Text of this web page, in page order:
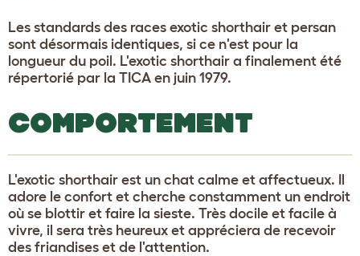
Les standards des races exotic shorthair et persan
sont désormais identiques, si ce n'est pour la
longueur du poil. L'exotic shorthair a finalement été
répertorié par la TICA en juin 1979.
COMPORTEMENT
L'exotic shorthair est un chat calme et affectueux. Il
adore le confort et cherche constamment un endroit
où se blottir et faire la sieste. Très docile et facile à
vivre, il sera très heureux et appréciera de recevoir
des friandises et de l'attention.